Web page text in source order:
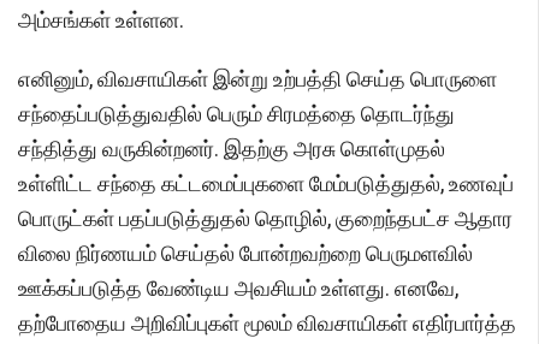
அம்சங்கள் உள்ளன.
எனினும், விவசாயிகள் இன்று உற்பத்தி செய்த பொருளை
சந்தைப்படுத்துவதில் பெரும் சிரமத்தை தொடர்ந்து
சந்தித்து வருகின்றனர். இதற்கு அரசு கொள்முதல்
உள்ளிட்ட சந்தை கட்டமைப்புகளை மேம்படுத்துதல், உணவுப்
பொருட்கள் பதப்படுத்துதல் தொழில், குறைந்தபட்ச ஆதார
விலை நிர்ணயம் செய்தல் போன்றவற்றை பெருமளவில்
ஊக்கப்படுத்த வேண்டிய அவசியம் உள்ளது. எனவே,
தற்போதைய அறிவிப்புகள் மூலம் விவசாயிகள் எதிர்பார்த்த